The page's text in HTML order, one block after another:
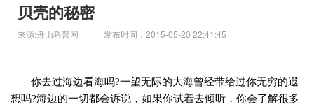
贝壳的秘密
来源:舟山科普网 发布时间：2015-05-20 22:41:45
你去过海边看海吗?一望无际的大海曾经带给过你无穷的遐
想吗?海边的一切都会诉说，如果你试着去倾听，你会了解很多